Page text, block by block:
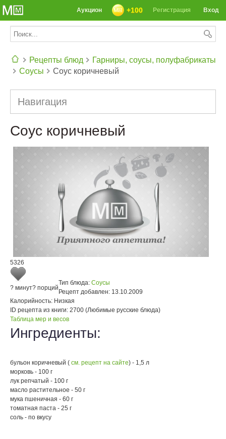
Вход
Регистрация
+100
Аукцион
Рецепты блюд
Гарниры, соусы, полуфабрикаты
Соусы
Соус коричневый
Навигация
Соус коричневый
5326
? минут? порций
Тип блюда: Соусы
Рецепт добавлен: 13.10.2009
Калорийность: Низкая
ID рецепта из книги: 2700 (Любимые русские блюда)
Таблица мер и весов
Ингредиенты:
бульон коричневый ( см. рецепт на сайте) - 1,5 л
морковь - 100 г
лук репчатый - 100 г
масло растительное - 50 г
мука пшеничная - 60 г
томатная паста - 25 г
соль - по вкусу